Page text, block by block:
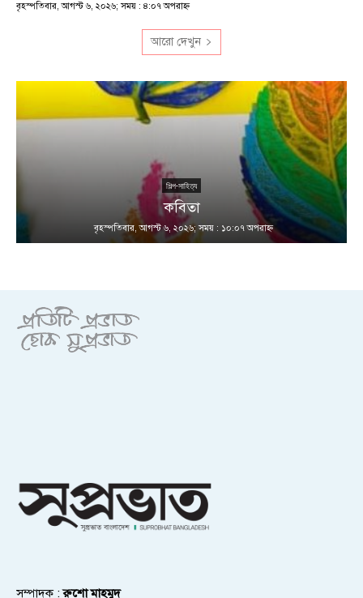
বৃহস্পতিবার, আগস্ট ৬, ২০২৬; সময় : ৪:০৭ অপরাহ্ণ
আরো দেখুন
শিল্প-সাহিত্য
কবিতা
বৃহস্পতিবার, আগস্ট ৬, ২০২৬; সময় : ১০:০৭ অপরাহ্ণ
সম্পাদক :রুশো মাহমুদ